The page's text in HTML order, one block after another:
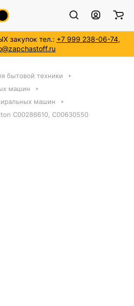
закупок тел.: +7 999 238-06-74,
бытовой техники
машин
машин
C00286610, C00630550